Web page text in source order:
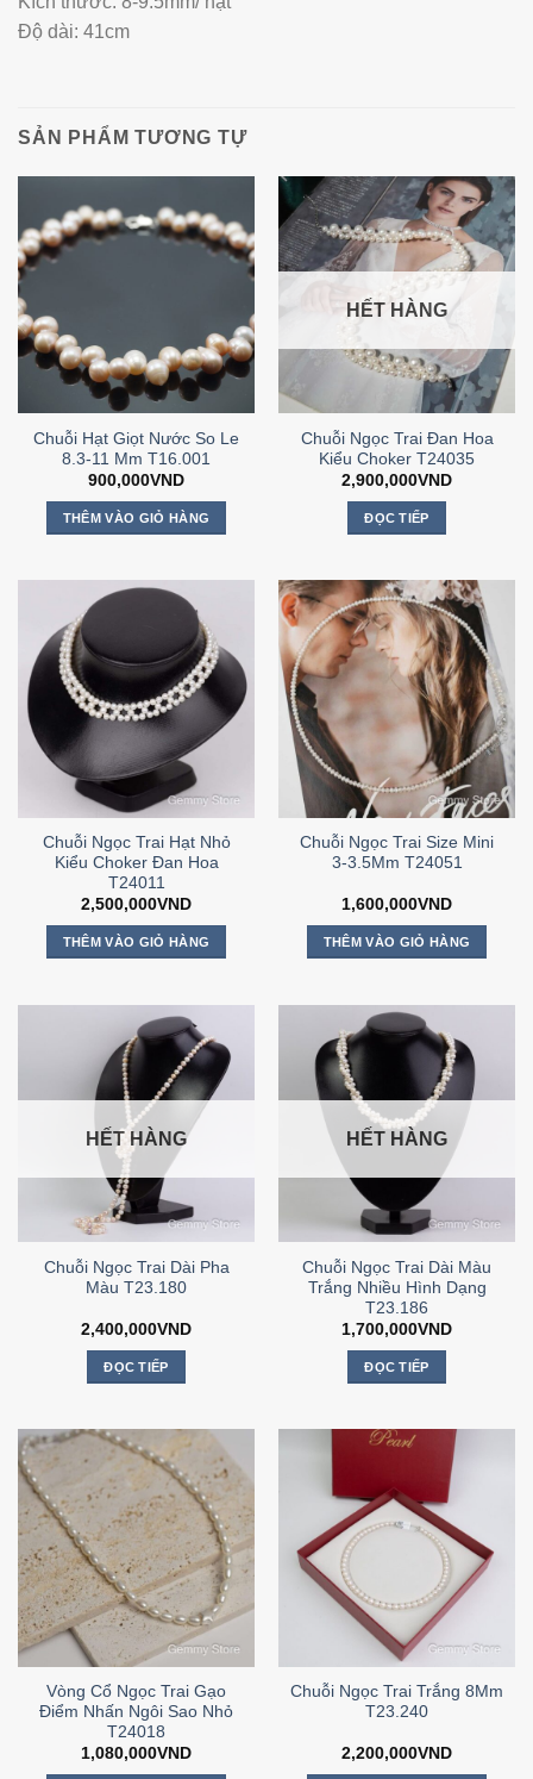
Độ dài: 41cm
SẢN PHẨM TƯƠNG TỰ
Chuỗi Hạt Giọt Nước So Le
8.3-11 Mm T16.001
900,000VND
THÊM VÀO GIỎ HÀNG
HẾT HÀNG
Chuỗi Ngọc Trai Đan Hoa
Kiểu Choker T24035
2,900,000VND
ĐỌC TIẾP
Chuỗi Ngọc Trai Hạt Nhỏ
Kiểu Choker Đan Hoa
T24011
2,500,000VND
THÊM VÀO GIỎ HÀNG
Chuỗi Ngọc Trai Size Mini
3-3.5Mm T24051
1,600,000VND
THÊM VÀO GIỎ HÀNG
HẾT HÀNG
Chuỗi Ngọc Trai Dài Pha
Màu T23.180
2,400,000VND
ĐỌC TIẾP
HẾT HÀNG
Chuỗi Ngọc Trai Dài Màu
Trắng Nhiều Hình Dạng
T23.186
1,700,000VND
ĐỌC TIẾP
Vòng Cổ Ngọc Trai Gạo
Điểm Nhấn Ngôi Sao Nhỏ
T24018
1,080,000VND
Chuỗi Ngọc Trai Trắng 8Mm
T23.240
2,200,000VND